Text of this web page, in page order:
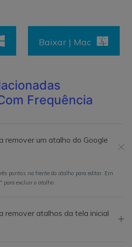
Baixar | Mac
Frequência
remover um atalho do Google
pontos na frente do atalho para editar. Em
para excluir o atalho.
remover atalhos da tela inicial